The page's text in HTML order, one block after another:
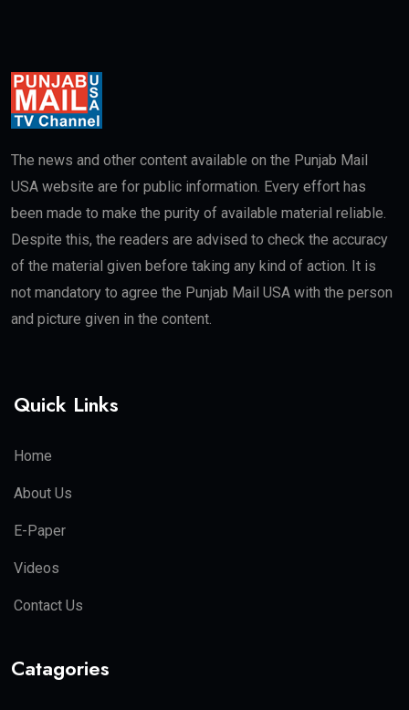
The news and other content available on the Punjab Mail
USA website are for public information. Every effort has
been made to make the purity of available material reliable.
Despite this, the readers are advised to check the accuracy
of the material given before taking any kind of action. It is
not mandatory to agree the Punjab Mail USA with the person
and picture given in the content.
Quick Links
Home
About Us
E-Paper
Videos
Contact Us
Catagories